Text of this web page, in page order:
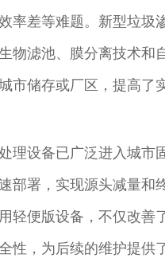
率差等难题。新型垃
物滤池、膜分离技术
市储存或厂区，提高了
理设备已广泛进入城
部署，实现源头减量
轻便版设备，不仅改
性，为后续的维护提供